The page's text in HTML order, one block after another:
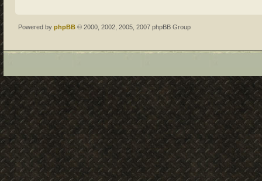
Powered by phpBB © 2000, 2002, 2005, 2007 phpBB Group